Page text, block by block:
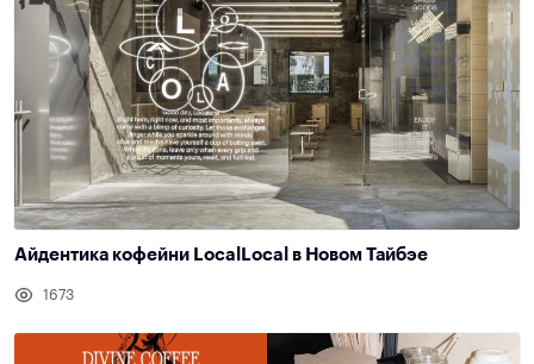
Айдентика кофейни LocalLocal в Новом Тайбэе
1673